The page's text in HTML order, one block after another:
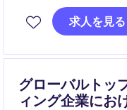
ポストマーケット領
門連携まで一貫して
求人を見る
グローバルトッ
ィング企業にお